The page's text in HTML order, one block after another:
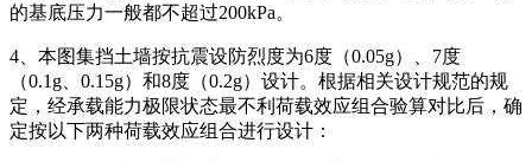
的基底压力一般都不超过200kPa。
4、本图集挡土墙按抗震设防烈度为6度（0.05g）、7度
（0.1g、0.15g）和8度（0.2g）设计。根据相关设计规范的规
定，经承载能力极限状态最不利荷载效应组合验算对比后，确
定按以下两种荷载效应组合进行设计：